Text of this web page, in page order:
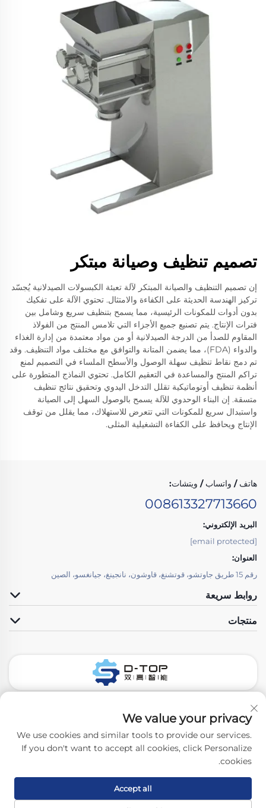
تصميم تنظيف وصيانة مبتكر
إن تصميم التنظيف والصيانة المبتكر لآلة تعبئة الكبسولات الصيدلانية يُجسّد
تركيز الهندسة الحديثة على الكفاءة والامتثال. تحتوي الآلة على تفكيك
بدون أدوات للمكونات الرئيسية، مما يسمح بتنظيف سريع وشامل بين
فترات الإنتاج. يتم تصنيع جميع الأجزاء التي تلامس المنتج من الفولاذ
المقاوم للصدأ من الدرجة الصيدلانية أو من مواد معتمدة من إدارة الغذاء
والدواء (FDA)، مما يضمن المتانة والتوافق مع مختلف مواد التنظيف. وقد
تم دمج نقاط تنظيف سهلة الوصول والأسطح الملساء في التصميم لمنع
تراكم المنتج والمساعدة في التعقيم الكامل. تحتوي النماذج المتطورة على
أنظمة تنظيف أوتوماتيكية تقلل التدخل اليدوي وتحقيق نتائج تنظيف
متسقة. إن البناء الوحدوي للآلة يسمح بالوصول السهل إلى الصيانة
واستبدال سريع للمكونات التي تتعرض للاستهلاك، مما يقلل من توقف
الإنتاج ويحافظ على الكفاءة التشغيلية المثلى.
هاتف / واتساب / ويتشات:
008613327713660
البريد الإلكتروني:
[email protected]
العنوان:
رقم 15 طريق جاوتشو، قوتشنغ، قاوشون، نانجينغ، جيانغسو، الصين
روابط سريعة
منتجات
We value your privacy
We use cookies and similar tools to provide our services.
If you don't want to accept all cookies, click Personalize
cookies.
Accept all